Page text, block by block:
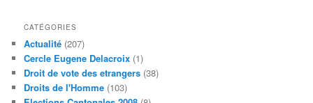
CATÉGORIES
Actualité (207)
Cercle Eugene Delacroix (1)
Droit de vote des etrangers (38)
Droits de l'Homme (103)